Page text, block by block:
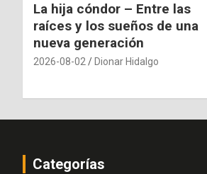
La hija cóndor – Entre las
raíces y los sueños de una
nueva generación
2026-08-02 Dionar Hidalgo
Categorías